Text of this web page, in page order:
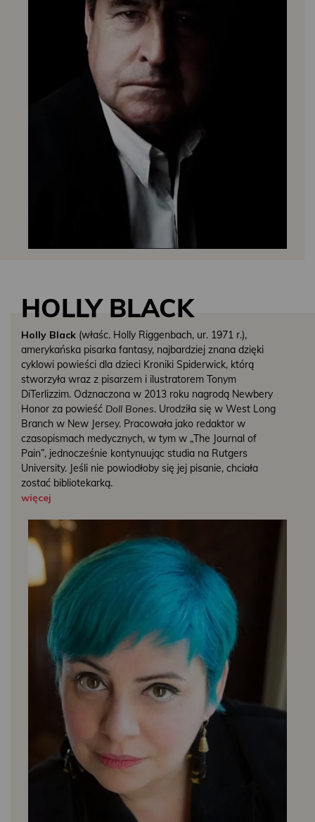
HOLLY BLACK
Holly Black (właśc. Holly Riggenbach, ur. 1971 r.),
amerykańska pisarka fantasy, najbardziej znana dzięki
cyklowi powieści dla dzieci Kroniki Spiderwick, którą
stworzyła wraz z pisarzem i ilustratorem Tonym
DiTerlizzim. Odznaczona w 2013 roku nagrodą Newbery
Honor za powieść Doll Bones. Urodziła się w West Long
Branch w New Jersey. Pracowała jako redaktor w
czasopismach medycznych, w tym w „The Journal of
Pain”, jednocześnie kontynuując studia na Rutgers
University. Jeśli nie powiodłoby się jej pisanie, chciała
zostać bibliotekarką.
więcej